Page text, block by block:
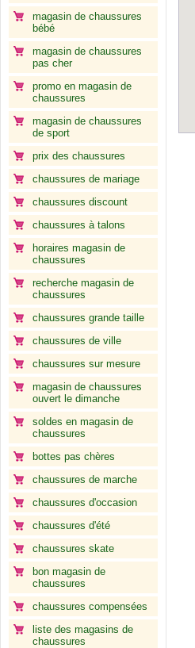
magasin de chaussures
bébé
magasin de chaussures
pas cher
promo en magasin de
chaussures
magasin de chaussures
de sport
prix des chaussures
chaussures de mariage
chaussures discount
chaussures à talons
horaires magasin de
chaussures
recherche magasin de
chaussures
chaussures grande taille
chaussures de ville
chaussures sur mesure
magasin de chaussures
ouvert le dimanche
soldes en magasin de
chaussures
bottes pas chères
chaussures de marche
chaussures d'occasion
chaussures d'été
chaussures skate
bon magasin de
chaussures
chaussures compensées
liste des magasins de
chaussures